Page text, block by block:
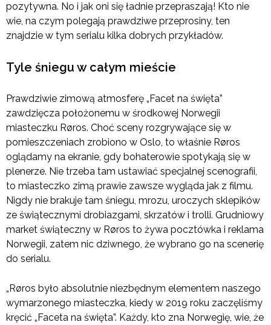
pozytywna. No i jak oni się ładnie przepraszają! Kto nie
wie, na czym polegają prawdziwe przeprosiny, ten
znajdzie w tym serialu kilka dobrych przykładów.
Tyle śniegu w całym mieście
Prawdziwie zimową atmosferę „Facet na święta”
zawdzięcza położonemu w środkowej Norwegii
miasteczku Røros. Choć sceny rozgrywające się w
pomieszczeniach zrobiono w Oslo, to właśnie Røros
oglądamy na ekranie, gdy bohaterowie spotykają się w
plenerze. Nie trzeba tam ustawiać specjalnej scenografii,
to miasteczko zimą prawie zawsze wygląda jak z filmu.
Nigdy nie brakuje tam śniegu, mrozu, uroczych sklepików
ze świątecznymi drobiazgami, skrzatów i trolli. Grudniowy
market świąteczny w Røros to żywa pocztówka i reklama
Norwegii, zatem nic dziwnego, że wybrano go na scenerię
do serialu.
„Røros było absolutnie niezbędnym elementem naszego
wymarzonego miasteczka, kiedy w 2019 roku zaczęliśmy
kręcić „Faceta na święta”. Każdy, kto zna Norwegię, wie, że